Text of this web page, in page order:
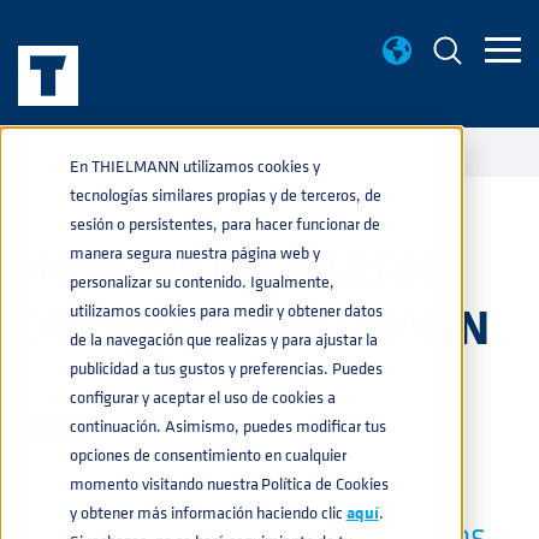
En THIELMANN utilizamos cookies y
tecnologías similares propias y de terceros, de
sesión o persistentes, para hacer funcionar de
manera segura nuestra página web y
personalizar su contenido. Igualmente,
utilizamos cookies para medir y obtener datos
de la navegación que realizas y para ajustar la
publicidad a tus gustos y preferencias. Puedes
configurar y aceptar el uso de cookies a
continuación. Asimismo, puedes modificar tus
opciones de consentimiento en cualquier
momento visitando nuestra Política de Cookies
y obtener más información haciendo clic aquí.
NOVEDADES BARRIL
CORNY DE THIELMANN
ALIMENTACIÓN,BEBIDAS 05-OCT-2020 13:31:00
NUESTRA SOLUCIÓN INTELIGENTE Y